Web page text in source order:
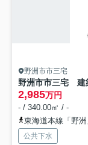
野洲市市三宅
野洲市市三宅 建
2,985万円
- / 340.00㎡ / -
東海道本線「野
公共下水